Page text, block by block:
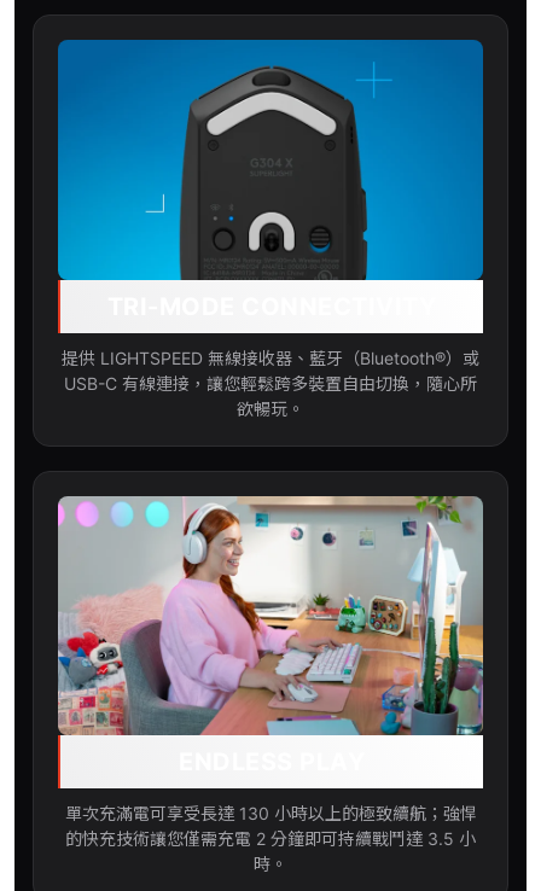
提供 LIGHTSPEED 無線接收器、藍牙（Bluetooth®）或
USB-C 有線連接，讓您輕鬆跨多裝置自由切換，隨心所
欲暢玩。
單次充滿電可享受長達 130 小時以上的極致續航；強悍
的快充技術讓您僅需充電 2 分鐘即可持續戰鬥達 3.5 小
時。